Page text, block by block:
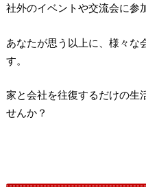
社外のイベントや交流会に参
あなたが思う以上に、様々な
す。
家と会社を往復するだけの生
せんか？